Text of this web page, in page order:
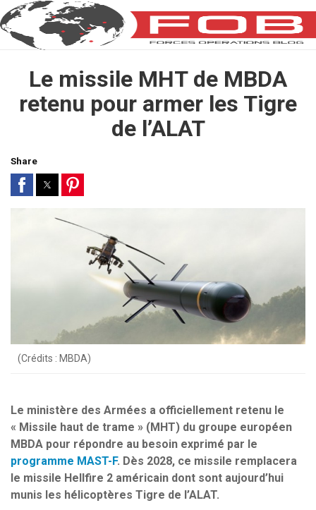
Le missile MHT de MBDA
retenu pour armer les Tigre
de l’ALAT
Share
(Crédits : MBDA)
Le ministère des Armées a officiellement retenu le
« Missile haut de trame » (MHT) du groupe européen
MBDA pour répondre au besoin exprimé par le
programme MAST-F. Dès 2028, ce missile remplacera
le missile Hellfire 2 américain dont sont aujourd’hui
munis les hélicoptères Tigre de l’ALAT.